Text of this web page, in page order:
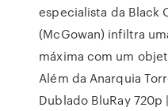
especialista da Black
(McGowan) infiltra
máxima com um
Além da Anarquia
Dublado BluRay 720p